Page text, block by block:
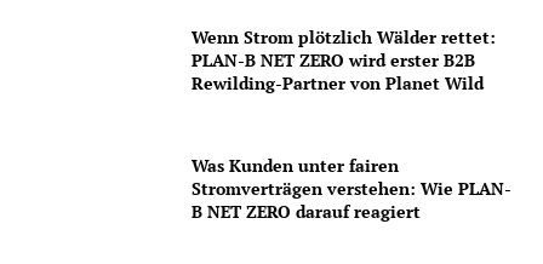
Wenn Strom plötzlich Wälder rettet:
PLAN-B NET ZERO wird erster B2B
Rewilding-Partner von Planet Wild
Was Kunden unter fairen
Stromverträgen verstehen: Wie PLAN-
B NET ZERO darauf reagiert